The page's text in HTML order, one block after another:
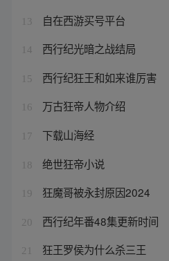
13 自在西游买号平台
14 西行纪光暗之战结局
15 西行纪狂王和如来谁厉害
16 万古狂帝人物介绍
17 下载山海经
18 绝世狂帝小说
19 狂魔哥被永封原因2024
20 西行纪年番48集更新时间
21 狂王罗侯为什么杀三王